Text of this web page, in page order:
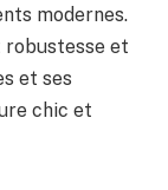
modernes.
robustesse et
et ses
chic et